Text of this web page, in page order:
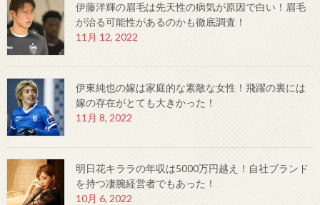
伊藤洋輝の眉毛は先天性の病気が原因で白い！眉毛
が治る可能性があるのかも徹底調査！
11月 12, 2022
伊東純也の嫁は家庭的な素敵な女性！飛躍の裏には
嫁の存在がとても大きかった！
11月 8, 2022
明日花キララの年収は5000万円越え！自社ブランド
を持つ凄腕経営者でもあった！
10月 6, 2022